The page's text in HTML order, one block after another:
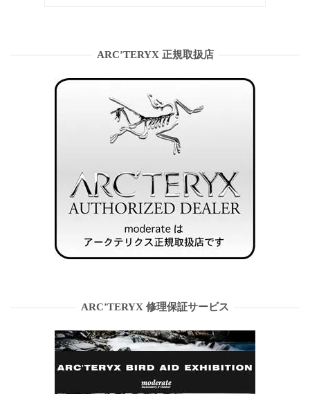
ARC’TERYX 正規取扱店
ARC’TERYX 修理保証サービス